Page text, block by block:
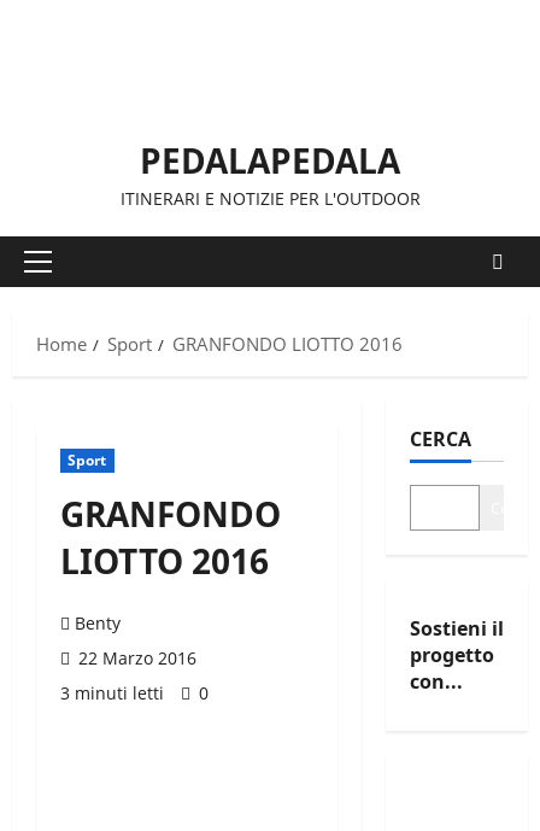
PEDALAPEDALA
ITINERARI E NOTIZIE PER L'OUTDOOR
Menu
Home
Sport GRANFONDO LIOTTO 2016
Sport
GRANFONDO
LIOTTO 2016
Benty
22 Marzo 2016
3 minuti letti
0
CERCA
Sostieni il
progetto
con...